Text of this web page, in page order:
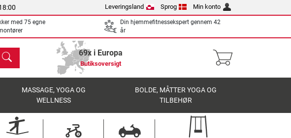
Leveringsland Sprog Min konto
med 75 egne
Din hjemmefitnessekspert gennem 42
år
69x i Europa
Butiksoversigt
MASSAGE, YOGA OG
WELLNESS
BOLDE, MÅTTER YOGA OG
TILBEHØR